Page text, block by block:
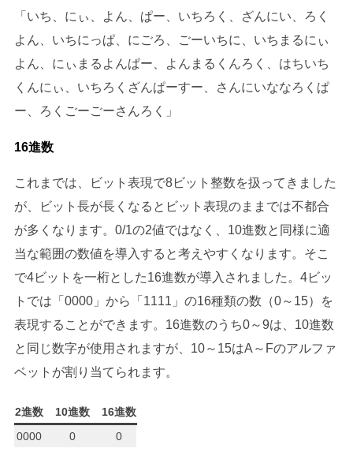
「いち、にぃ、よん、ぱー、いちろく、ざんにい、ろく
よん、いちにっぱ、にごろ、ごーいちに、いちまるにぃ
よん、にぃまるよんぱー、よんまるくんろく、はちいち
くんにぃ、いちろくざんぱーすー、さんにいななろくぱ
ー、ろくごーごーさんろく」
16進数
これまでは、ビット表現で8ビット整数を扱ってきました
が、ビット長が長くなるとビット表現のままでは不都合
が多くなります。0/1の2値ではなく、10進数と同様に適
当な範囲の数値を導入すると考えやすくなります。そこ
で4ビットを一桁とした16進数が導入されました。4ビッ
トでは「0000」から「1111」の16種類の数（0～15）を
表現することができます。16進数のうち0～9は、10進数
と同じ数字が使用されますが、10～15はA～Fのアルファ
ベットが割り当てられます。
2進数 10進数
16進数
0000
0
0